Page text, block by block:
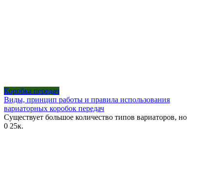
Коробка передач
Виды, принцип работы и правила использования
вариаторных коробок передач
Существует большое количество типов вариаторов, но
0 25к.